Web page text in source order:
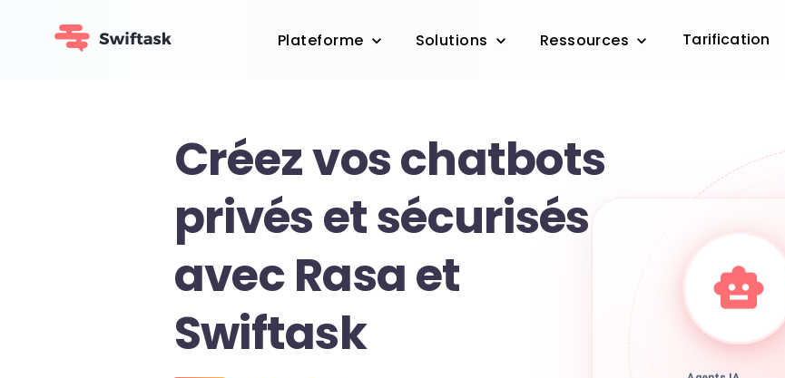
Plateforme Solutions Ressources Tarification
Créez vos chatbots
privés et sécurisés
avec Rasa et
Swiftask